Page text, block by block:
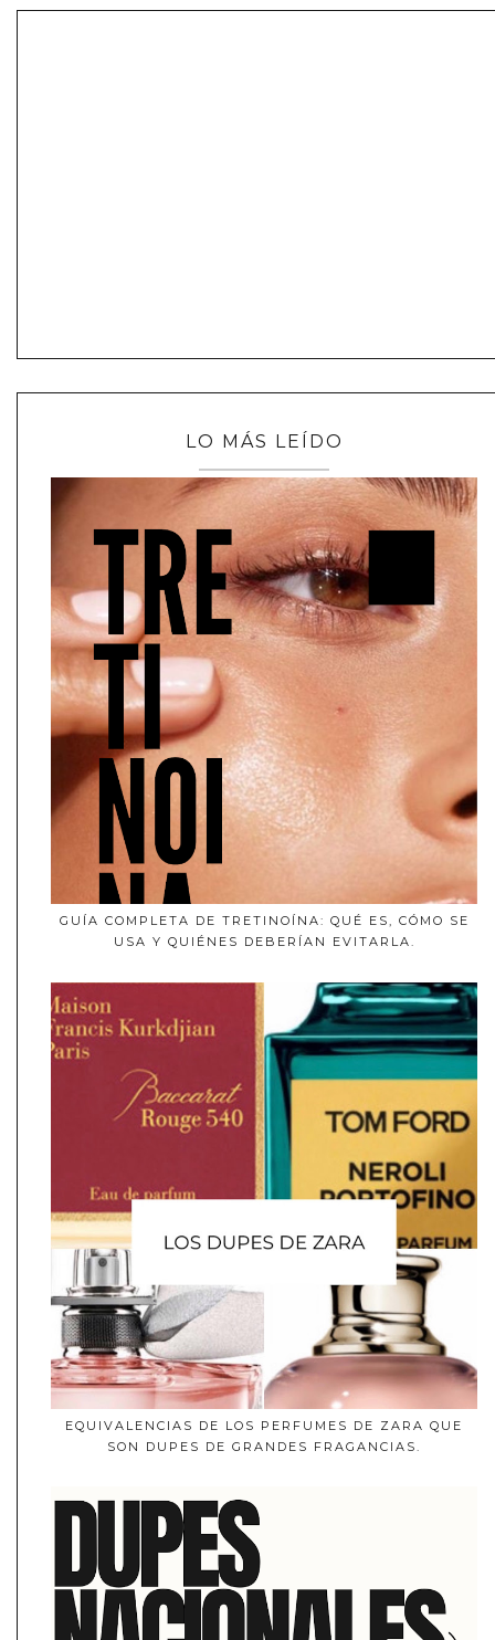
LO MÁS LEÍDO
GUÍA COMPLETA DE TRETINOÍNA: QUÉ ES, CÓMO SE
USA Y QUIÉNES DEBERÍAN EVITARLA.
EQUIVALENCIAS DE LOS PERFUMES DE ZARA QUE
SON DUPES DE GRANDES FRAGANCIAS.